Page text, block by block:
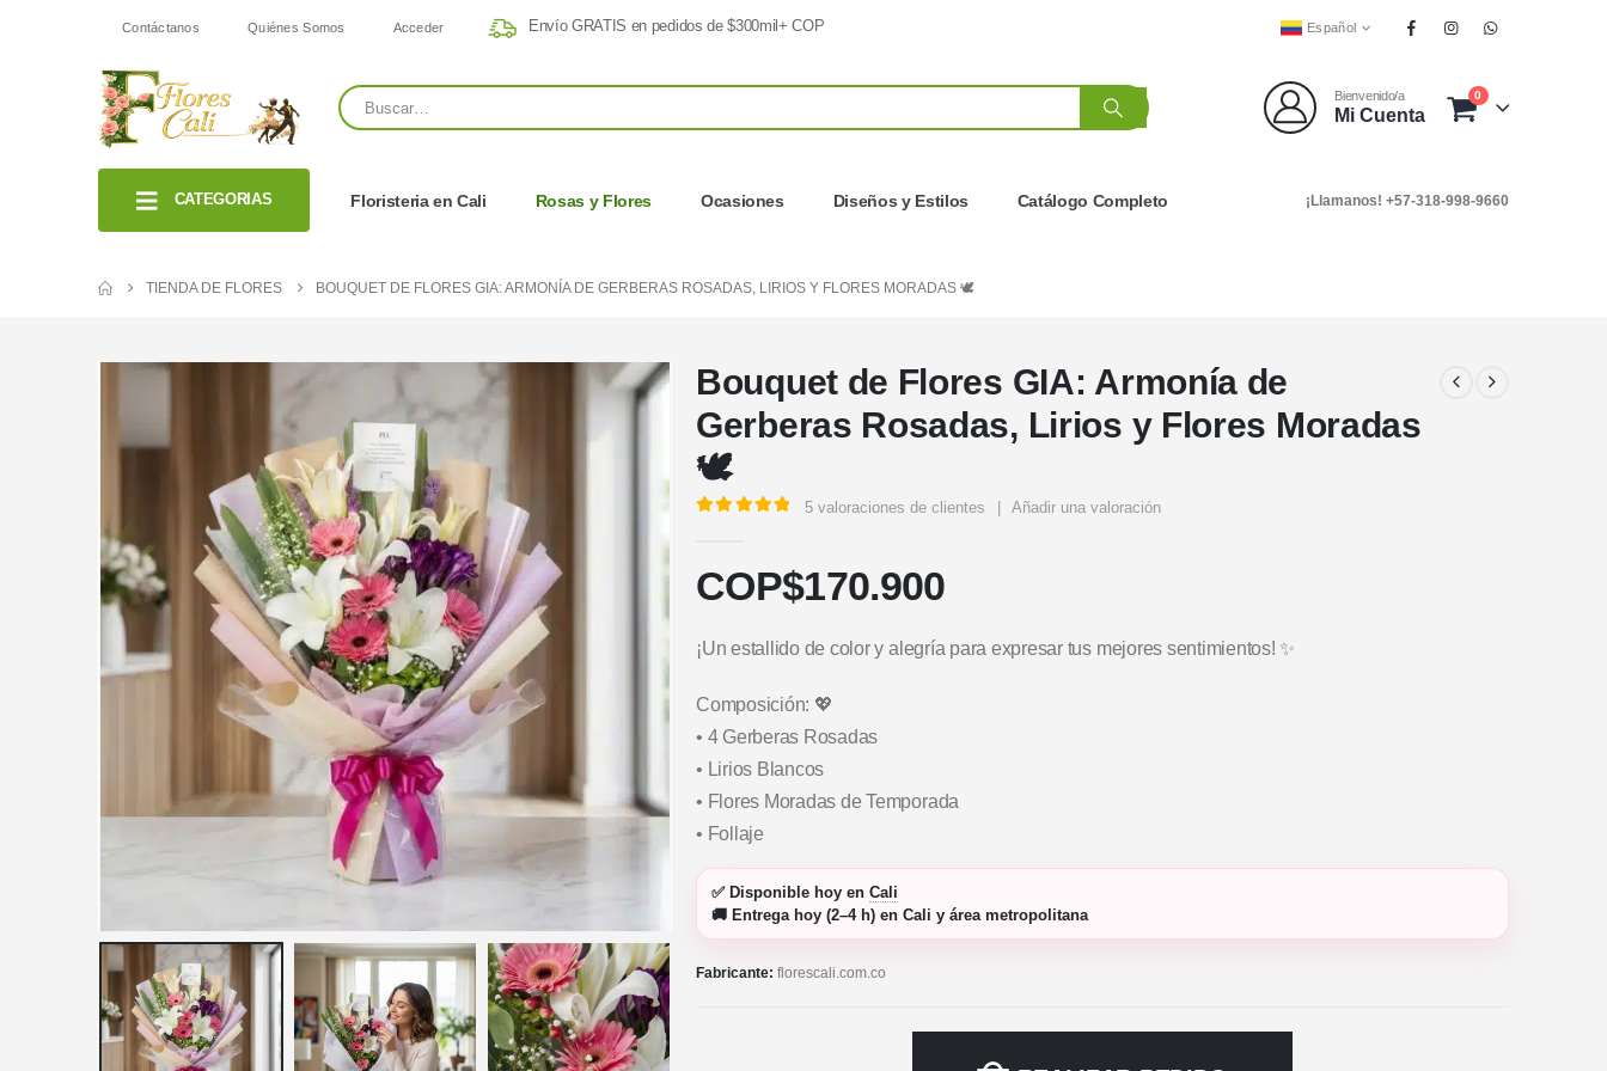
Contáctanos Quiénes Somos Acceder Envío GRATIS en pedidos de $300mil+ COP Español
Bienvenido/a
Mi Cuenta
0
CATEGORIAS Floristeria en Cali Rosas y Flores Ocasiones Diseños y Estilos Catálogo Completo ¡Llamanos! +57-318-998-9660
TIENDA DE FLORES BOUQUET DE FLORES GIA: ARMONÍA DE GERBERAS ROSADAS, LIRIOS Y FLORES MORADAS 🕊️
Bouquet de Flores GIA: Armonía de
Gerberas Rosadas, Lirios y Flores Moradas
🕊️
5 valoraciones de clientes | Añadir una valoración
COP$170.900
¡Un estallido de color y alegría para expresar tus mejores sentimientos! ✨
Composición: 💖
• 4 Gerberas Rosadas
• Lirios Blancos
• Flores Moradas de Temporada
• Follaje
✅ Disponible hoy en Cali
🚚 Entrega hoy (2–4 h) en Cali y área metropolitana
Fabricante: florescali.com.co